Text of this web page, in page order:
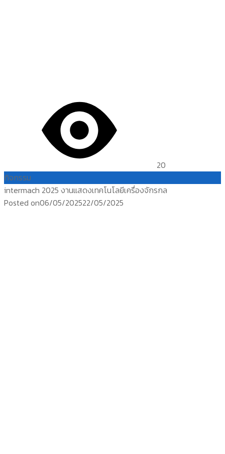
20
กิจกรรม
intermach 2025 งานแสดงเทคโนโลยีเครื่องจักรกล
Posted on06/05/202522/05/2025